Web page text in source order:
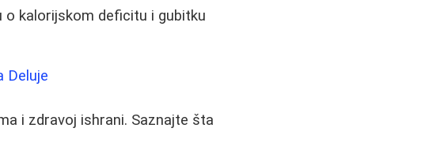
kalorijskom deficitu i gubitku
Deluje
i zdravoj ishrani. Saznajte šta